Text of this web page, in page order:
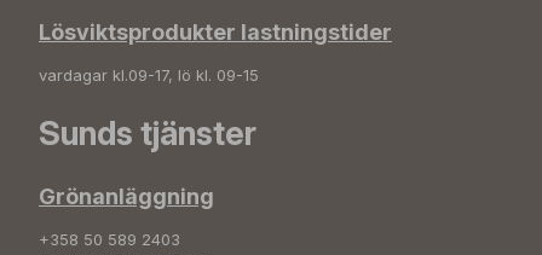
Lösviktsprodukter lastningstider
vardagar kl.09-17, lö kl. 09-15
Sunds tjänster
Grönanläggning
+358 50 589 2403